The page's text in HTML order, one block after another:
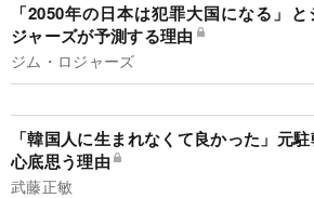
「2050年の日本は犯罪大国になる」と
ジャーズが予測する理由
ジム・ロジャーズ
「韓国人に生まれなくて良かった」元
心底思う理由
武藤正敏